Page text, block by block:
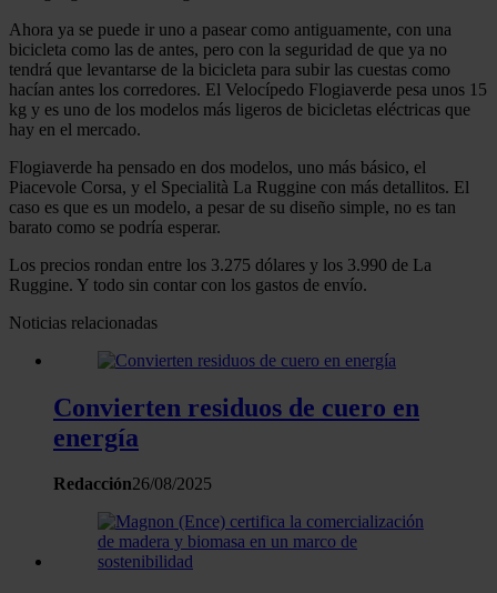
Ahora ya se puede ir uno a pasear como antiguamente, con una
bicicleta como las de antes, pero con la seguridad de que ya no
tendrá que levantarse de la bicicleta para subir las cuestas como
hacían antes los corredores. El Velocípedo Flogiaverde pesa unos 15
kg y es uno de los modelos más ligeros de bicicletas eléctricas que
hay en el mercado.
Flogiaverde ha pensado en dos modelos, uno más básico, el
Piacevole Corsa, y el Specialità La Ruggine con más detallitos. El
caso es que es un modelo, a pesar de su diseño simple, no es tan
barato como se podría esperar.
Los precios rondan entre los 3.275 dólares y los 3.990 de La
Ruggine. Y todo sin contar con los gastos de envío.
Noticias relacionadas
Convierten residuos de cuero en
energía
Redacción26/08/2025